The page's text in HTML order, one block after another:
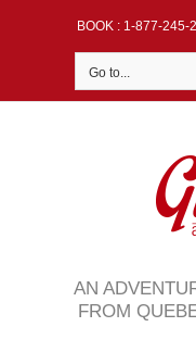
BOOK : 1-877-245-
Go to...
AN
FROM